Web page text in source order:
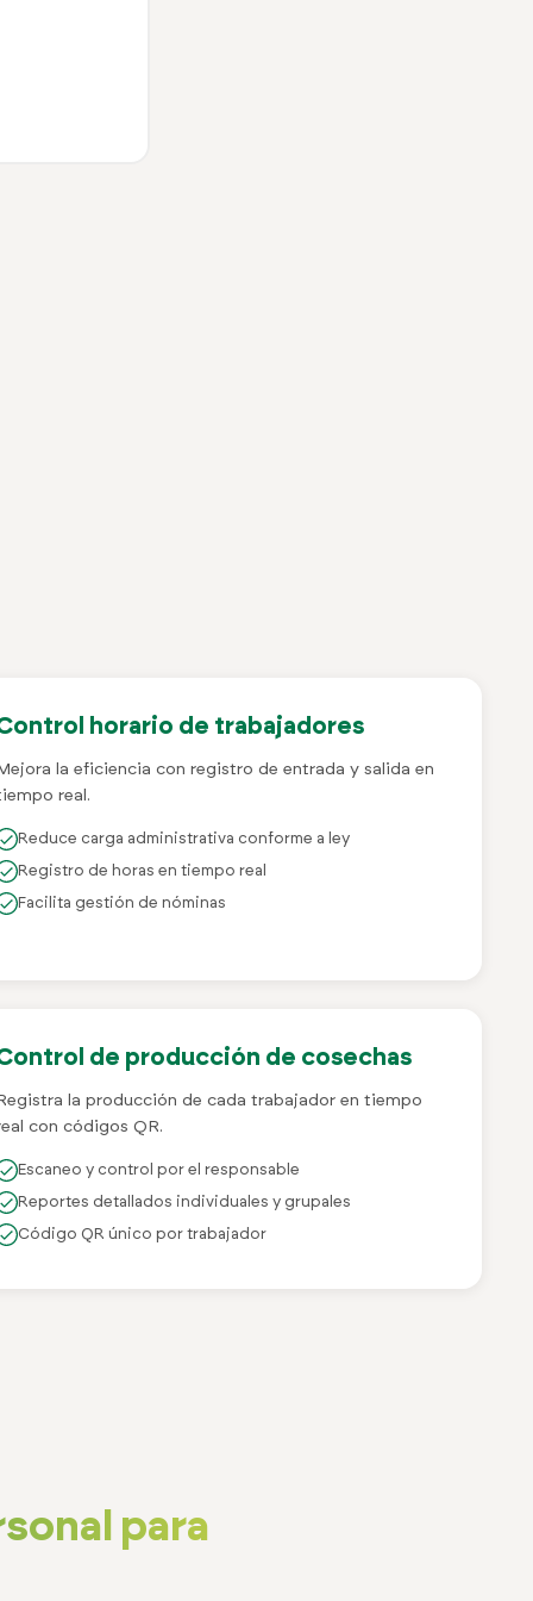
horario de trabajadores
la eficiencia con registro de entrada y salida en
real.
Reduce carga administrativa conforme a ley
Registro de horas en tiempo real
Facilita gestión de nóminas
de producción de cosechas
la producción de cada trabajador en tiempo
con códigos QR.
Escaneo y control por el responsable
Reportes detallados individuales y grupales
Código QR único por trabajador
para